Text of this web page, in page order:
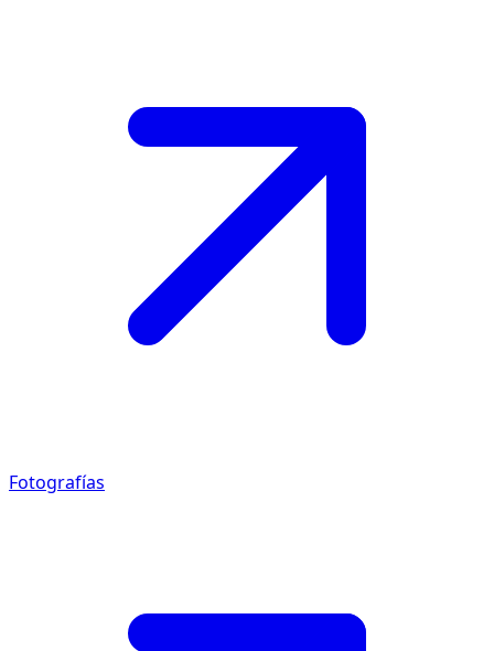
Fotografías